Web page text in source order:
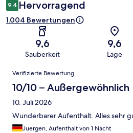
9,4 Hervorragend
1.004 Bewertungen
9,6
Sauberkeit
9,6
Lage
Bewertungen
Verifizierte Bewertung
10/10 – Außergewöhnlich
10. Juli 2026
Wunderbarer Aufenthalt. Alles sehr
Juergen, Aufenthalt von 1 Nacht